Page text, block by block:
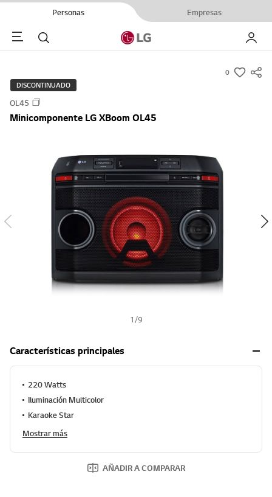
Personas Empresas
Menu Buscar My LG
0
s
DISCONTINUADO
OL45
Minicomponente LG XBoom OL45
1 /9
Características principales
220 Watts
Iluminación Multicolor
Karaoke Star
Mostrar más
AÑADIR A COMPARAR